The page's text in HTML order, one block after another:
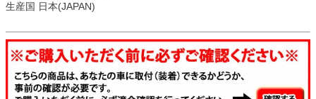
生産国 日本(JAPAN)